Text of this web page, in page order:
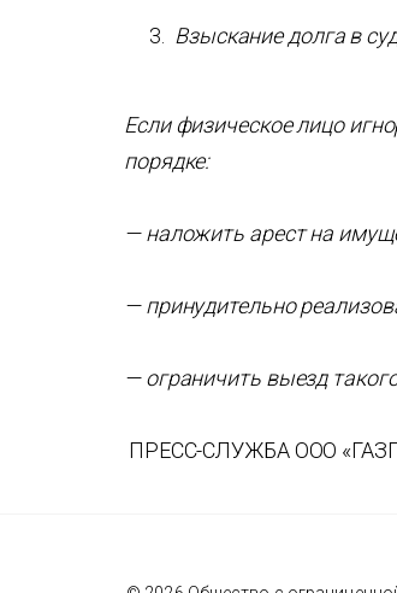
Взыскание долга в
Если физическое лицо
порядке:
— наложить арест на
— принудительно
— ограничить выезд
ПРЕСС-СЛУЖБА ООО